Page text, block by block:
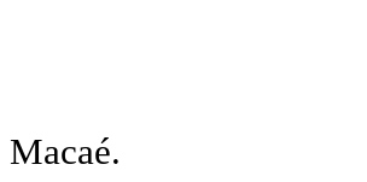
Macaé.